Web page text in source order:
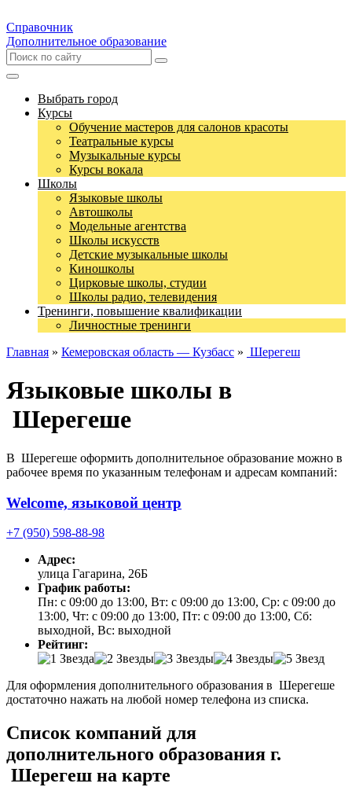
Справочник
Дополнительное образование
Выбрать город
Курсы
Обучение мастеров для салонов красоты
Театральные курсы
Музыкальные курсы
Курсы вокала
Школы
Языковые школы
Автошколы
Модельные агентства
Школы искусств
Детские музыкальные школы
Киношколы
Цирковые школы, студии
Школы радио, телевидения
Тренинги, повышение квалификации
Личностные тренинги
Главная » Кемеровская область — Кузбасс » Шерегеш
Языковые школы в
Шерегеше
В Шерегеше оформить дополнительное образование можно в
рабочее время по указанным телефонам и адресам компаний:
Welcome, языковой центр
+7 (950) 598-88-98
Адрес:
улица Гагарина, 26Б
График работы:
Пн: с 09:00 до 13:00, Вт: с 09:00 до 13:00, Ср: с 09:00 до
13:00, Чт: с 09:00 до 13:00, Пт: с 09:00 до 13:00, Сб:
выходной, Вс: выходной
Рейтинг:
Для оформления дополнительного образования в Шерегеше
достаточно нажать на любой номер телефона из списка.
Список компаний для
дополнительного образования г.
Шерегеш на карте